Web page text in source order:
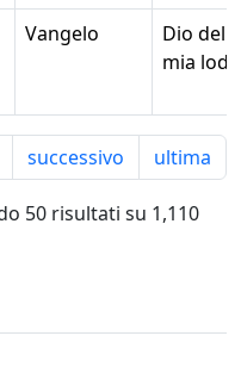
Vangelo
Dio della
mia lode
successivo ultima
50 risultati su 1,110